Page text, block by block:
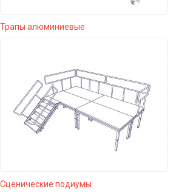
Трапы алюминиевые
Сценические подиумы